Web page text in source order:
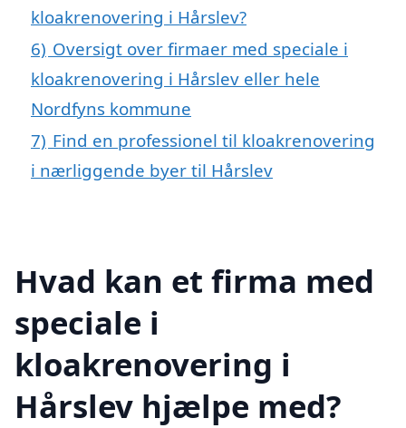
kloakrenovering i Hårslev?
6) Oversigt over firmaer med speciale i
kloakrenovering i Hårslev eller hele
Nordfyns kommune
7) Find en professionel til kloakrenovering
i nærliggende byer til Hårslev
Hvad kan et firma med
speciale i
kloakrenovering i
Hårslev hjælpe med?